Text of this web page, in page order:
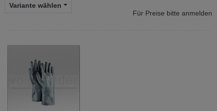
Variante wählen
Für Preise bitte anmelden